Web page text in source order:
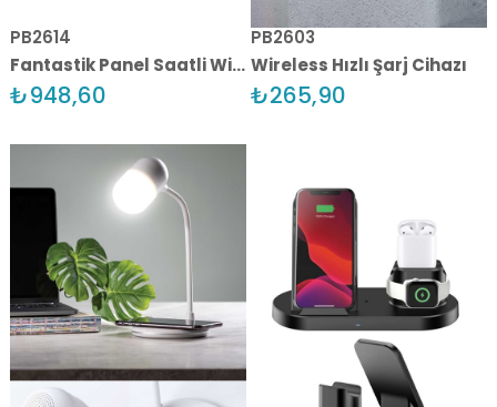
Fantastik Panel Saatli Wireless Kablosuz Şarj Cihazı
PB2614
₺948,60
Wireless Hızlı Şarj Cihazı
PB2603
₺265,90